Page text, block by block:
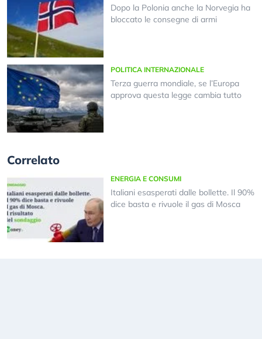
Dopo la Polonia anche la Norvegia ha
bloccato le consegne di armi
POLITICA INTERNAZIONALE
Terza guerra mondiale, se l’Europa
approva questa legge cambia tutto
Correlato
ENERGIA E CONSUMI
Italiani esasperati dalle bollette. Il 90%
dice basta e rivuole il gas di Mosca